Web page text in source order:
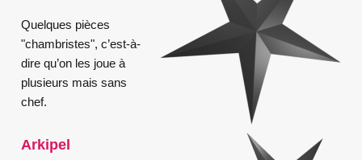
Quelques pièces
"chambristes", c’est-à-
dire qu’on les joue à
plusieurs mais sans
chef.
Arkipel